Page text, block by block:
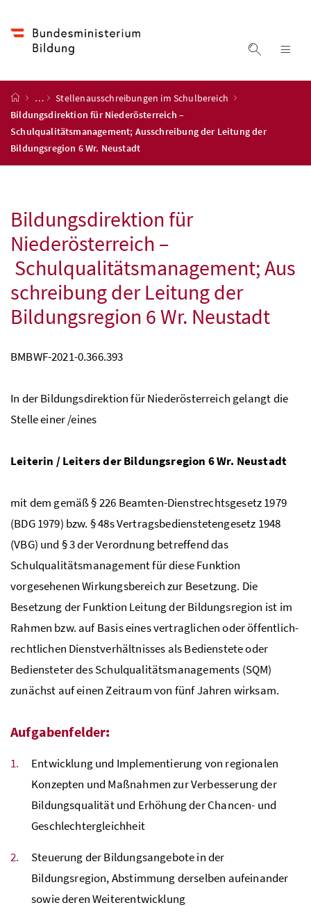
Suche
Startseite
…
Stellenausschreibungen im Schulbereich
Bildungsdirektion für Niederösterreich –
Schulqualitätsmanagement; Ausschreibung der Leitung der
Bildungsregion 6 Wr. Neustadt
Bildungsdirektion für
Niederösterreich –
Schulqualitätsmanagement; Aus
schreibung der Leitung der
Bildungsregion 6 Wr. Neustadt
BMBWF-2021-0.366.393
In der Bildungsdirektion für Niederösterreich gelangt die
Stelle einer /eines
Leiterin / Leiters der Bildungsregion 6 Wr. Neustadt
mit dem gemäß § 226 Beamten-Dienstrechtsgesetz 1979
(BDG 1979) bzw. § 48s Vertragsbedienstetengesetz 1948
(VBG) und § 3 der Verordnung betreffend das
Schulqualitätsmanagement für diese Funktion
vorgesehenen Wirkungsbereich zur Besetzung. Die
Besetzung der Funktion Leitung der Bildungsregion ist im
Rahmen bzw. auf Basis eines vertraglichen oder öffentlich-
rechtlichen Dienstverhältnisses als Bedienstete oder
Bediensteter des Schulqualitätsmanagements (SQM)
zunächst auf einen Zeitraum von fünf Jahren wirksam.
Aufgabenfelder:
Entwicklung und Implementierung von regionalen
Konzepten und Maßnahmen zur Verbesserung der
Bildungsqualität und Erhöhung der Chancen- und
Geschlechtergleichheit
Steuerung der Bildungsangebote in der
Bildungsregion, Abstimmung derselben aufeinander
sowie deren Weiterentwicklung